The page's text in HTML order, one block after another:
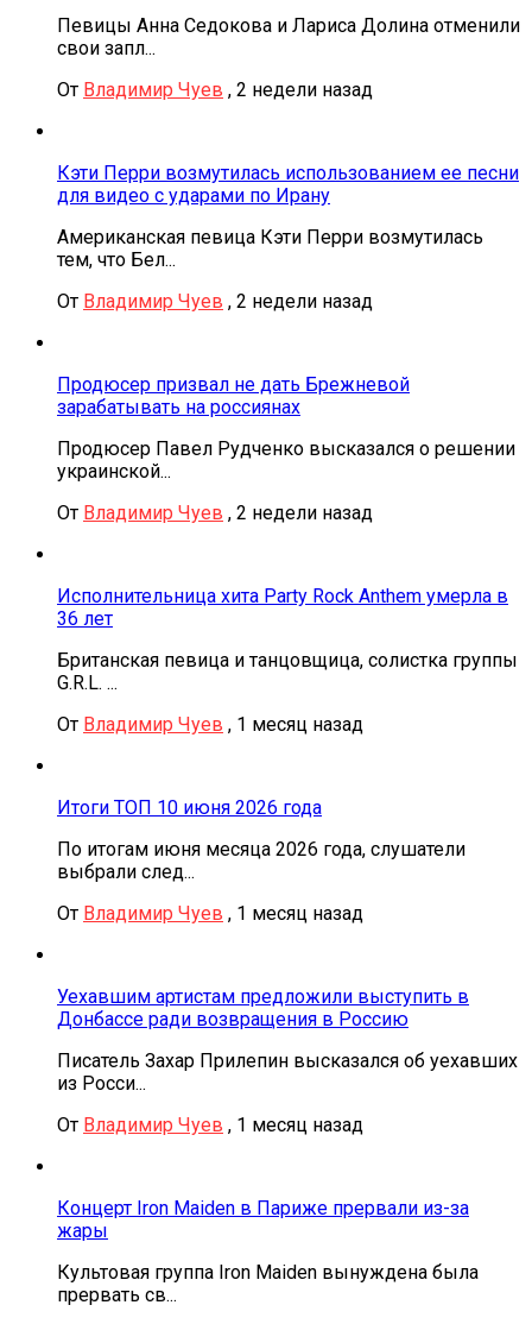
Певицы Анна Седокова и Лариса Долина отменили
свои запл...
От Владимир Чуев , 2 недели назад
Кэти Перри возмутилась использованием ее песни
для видео с ударами по Ирану
Американская певица Кэти Перри возмутилась
тем, что Бел...
От Владимир Чуев , 2 недели назад
Продюсер призвал не дать Брежневой
зарабатывать на россиянах
Продюсер Павел Рудченко высказался о решении
украинской...
От Владимир Чуев , 2 недели назад
Исполнительница хита Party Rock Anthem умерла в
36 лет
Британская певица и танцовщица, солистка группы
G.R.L. ...
От Владимир Чуев , 1 месяц назад
Итоги ТОП 10 июня 2026 года
По итогам июня месяца 2026 года, слушатели
выбрали след...
От Владимир Чуев , 1 месяц назад
Уехавшим артистам предложили выступить в
Донбассе ради возвращения в Россию
Писатель Захар Прилепин высказался об уехавших
из Росси...
От Владимир Чуев , 1 месяц назад
Концерт Iron Maiden в Париже прервали из-за
жары
Культовая группа Iron Maiden вынуждена была
прервать св...